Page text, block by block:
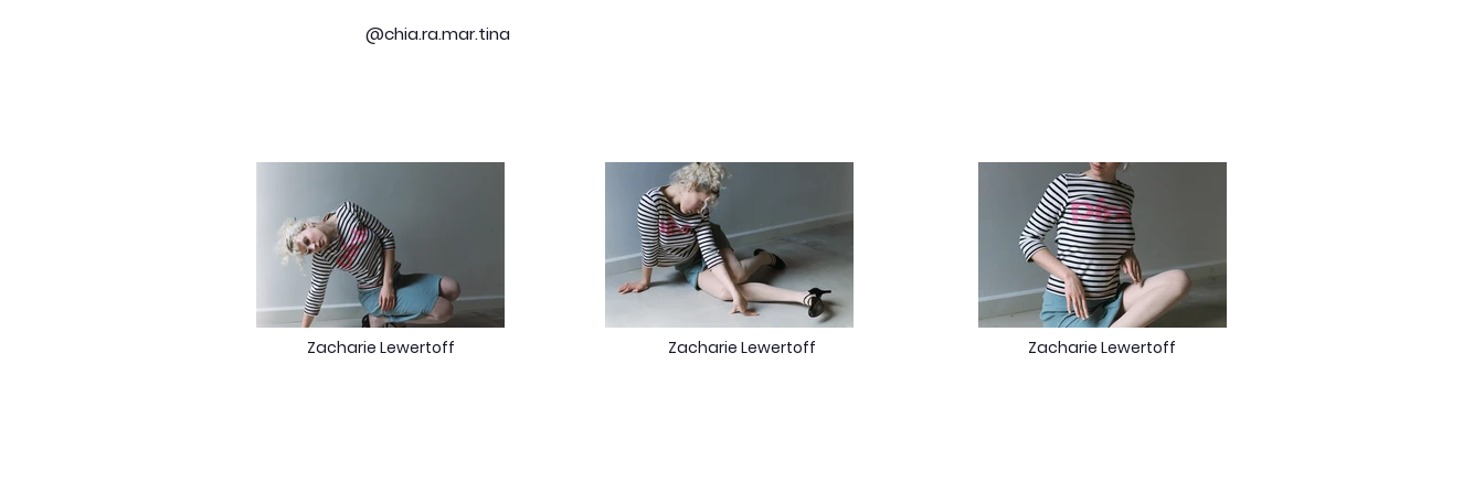
@chia.ra.mar.tina
Zacharie Lewertoff Zacharie Lewertoff Zacharie Lewertoff